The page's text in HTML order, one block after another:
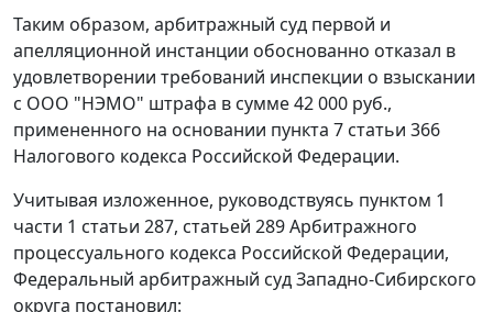
Таким образом, арбитражный суд первой и
апелляционной инстанции обоснованно отказал в
удовлетворении требований инспекции о взыскании
с ООО "НЭМО" штрафа в сумме 42 000 руб.,
примененного на основании пункта 7 статьи 366
Налогового кодекса Российской Федерации.
Учитывая изложенное, руководствуясь пунктом 1
части 1 статьи 287, статьей 289Арбитражного
процессуального кодекса Российской Федерации,
Федеральный арбитражный суд Западно-Сибирского
округа постановил: